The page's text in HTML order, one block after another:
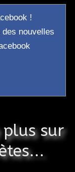
!
nouvelles
plus sur